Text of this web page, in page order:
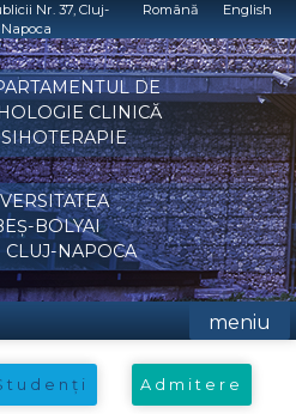
Nr. 37, Cluj-
Napoca
Română English
DE
CLINICĂ
BOLYAI
CLUJ-NAPOCA
meniu
Admitere